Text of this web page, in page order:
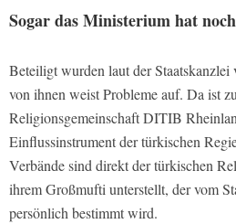
Sogar das Ministerium hat
Beteiligt wurden laut der
von ihnen weist Probleme auf. Da ist
Religionsgemeinschaft DITIB
Einflussinstrument der türkischen
Verbände sind direkt der türkischen
ihrem Großmufti unterstellt, der vom
persönlich bestimmt wird.